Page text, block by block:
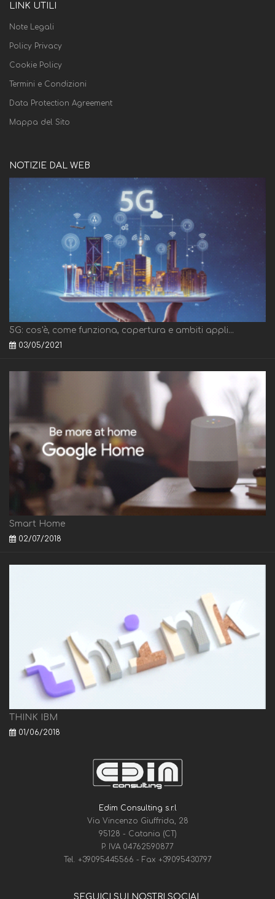
LINK UTILI
Note Legali
Policy Privacy
Cookie Policy
Termini e Condizioni
Data Protection Agreement
Mappa del Sito
NOTIZIE DAL WEB
5G: cos'è, come funziona, copertura e ambiti appli...
03/05/2021
Smart Home
02/07/2018
THINK IBM
01/06/2018
Edim Consulting s.r.l
Via Vincenzo Giuffrida, 28
95128 - Catania (CT)
P. IVA 04762590877
Tel. +39095445566 - Fax +39095430797
SEGUICI SUI NOSTRI SOCIAL